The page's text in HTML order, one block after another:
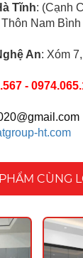
Tĩnh: (Cạnh
hôn Nam
An: Xóm
-
ht.com
CÙNG